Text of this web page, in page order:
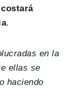
.
en la
ellas se
haciendo